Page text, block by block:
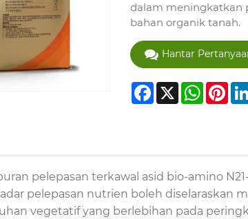
dalam meningkatkan
bahan organik tanah.
Hantar
Facebook
X
pelepasan terkawal asid bio-amino
pelepasan nutrien boleh diselaraskan
vegetatif yang berlebihan pada